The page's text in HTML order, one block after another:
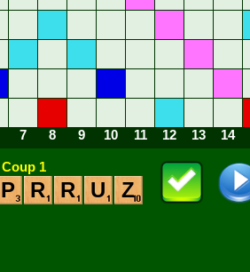
7 8 9 10 11 12 13 14
Coup 1
P R R U Z